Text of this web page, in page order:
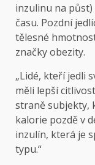
inzulinu na
času. Pozdní
tělesné
značky obezity.
„Lidé, kteří jedli
měli lepší
straně subjekty,
kalorie pozdě v
inzulín, která je
typu.“